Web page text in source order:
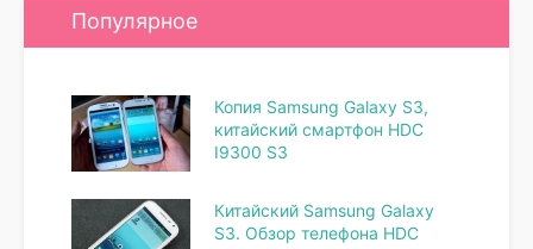
Популярное
Копия Samsung Galaxy S3,
китайский смартфон HDC
I9300 S3
Китайский Samsung Galaxy
S3. Обзор телефона HDC